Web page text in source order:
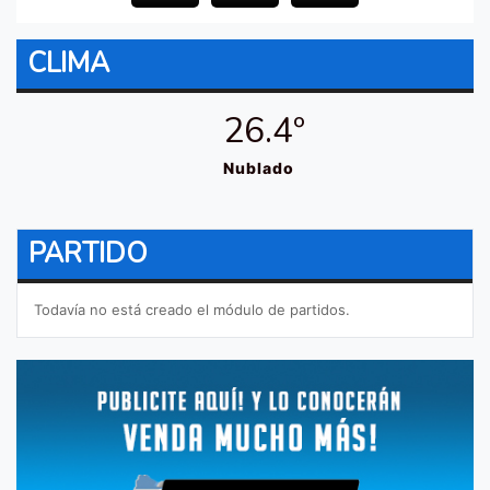
CLIMA
26.4º
Nublado
PARTIDO
Todavía no está creado el módulo de partidos.